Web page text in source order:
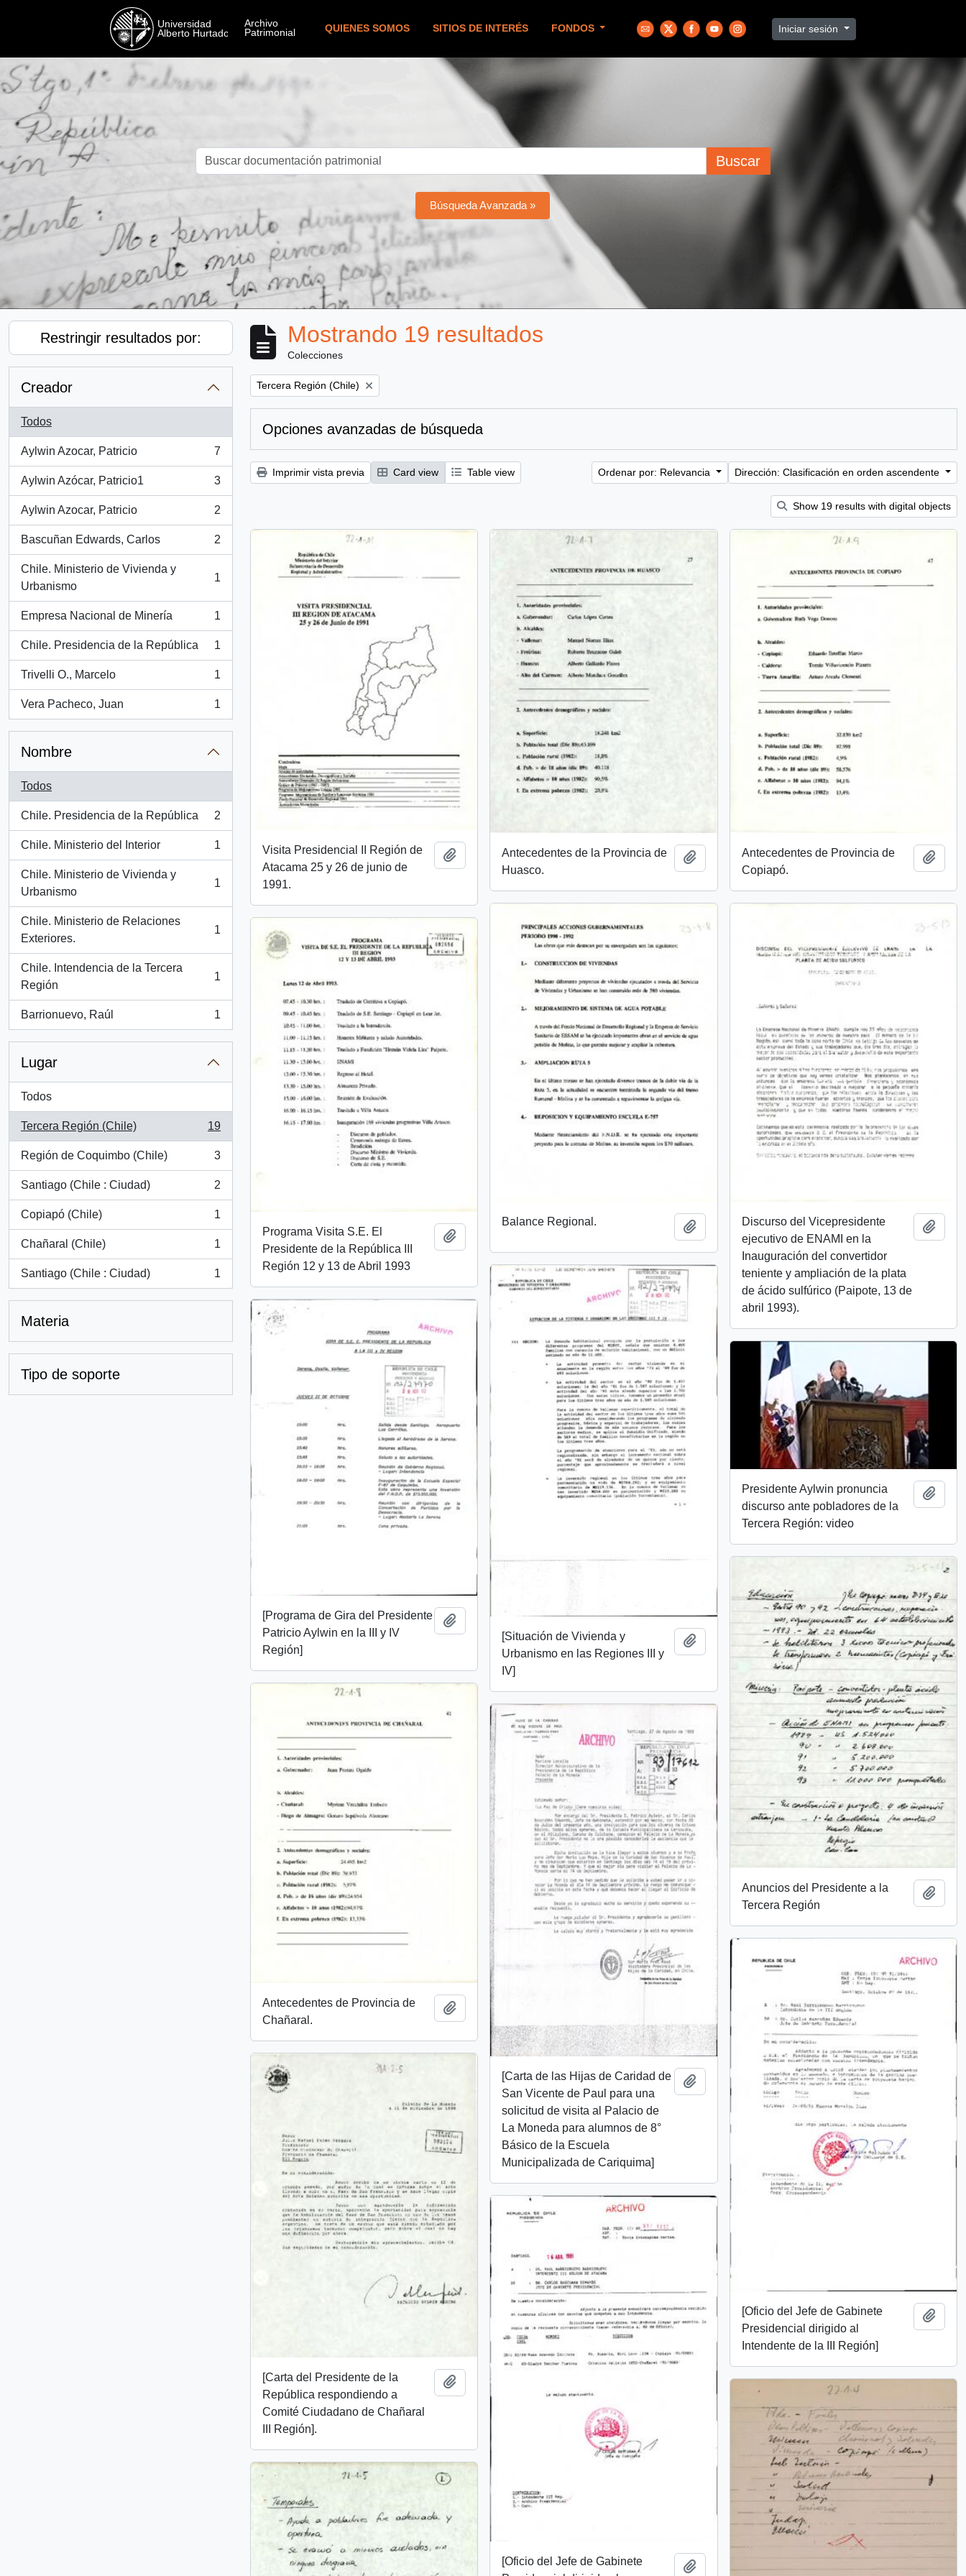
QUIENES SOMOS SITIOS DE INTERÉS FONDOS Iniciar sesión
Buscar
Búsqueda Avanzada »
Restringir resultados por:
Creador
Todos
Aylwin Azocar, Patricio
, 7 resultados
7
Aylwin Azócar, Patricio1
, 3 resultados
3
Aylwin Azocar, Patricio
, 2 resultados
2
Bascuñan Edwards, Carlos
, 2 resultados
2
Chile. Ministerio de Vivienda y
Urbanismo
, 1 resultados
1
Empresa Nacional de Minería
, 1 resultados
1
Chile. Presidencia de la República
, 1 resultados
1
Trivelli O., Marcelo
, 1 resultados
1
Vera Pacheco, Juan
, 1 resultados
1
Nombre
Todos
Chile. Presidencia de la República
, 2 resultados
2
Chile. Ministerio del Interior
, 1 resultados
1
Chile. Ministerio de Vivienda y
Urbanismo
, 1 resultados
1
Chile. Ministerio de Relaciones
Exteriores.
, 1 resultados
1
Chile. Intendencia de la Tercera
Región
, 1 resultados
1
Barrionuevo, Raúl
, 1 resultados
1
Lugar
Todos
Tercera Región (Chile)
, 19 resultados
19
Región de Coquimbo (Chile)
, 3 resultados
3
Santiago (Chile : Ciudad)
, 2 resultados
2
Copiapó (Chile)
, 1 resultados
1
Chañaral (Chile)
, 1 resultados
1
Santiago (Chile : Ciudad)
, 1 resultados
1
Materia
Tipo de soporte
Mostrando 19 resultados
Colecciones
Remove filter:
Tercera Región (Chile)
Opciones avanzadas de búsqueda
Imprimir vista previa Card view Table view Ordenar por: Relevancia Dirección: Clasificación en orden ascendente
Show 19 results with digital objects
Visita Presidencial II Región de
Atacama 25 y 26 de junio de
1991.
Añadir al portapapeles
Antecedentes de la Provincia de
Huasco.
Añadir al portapapeles
Antecedentes de Provincia de
Copiapó.
Balance Regional. Añadir al portapapeles
Discurso del Vicepresidente
ejecutivo de ENAMI en la
Inauguración del convertidor
teniente y ampliación de la plata
de ácido sulfúrico (Paipote, 13 de
abril 1993).
Programa Visita S.E. El
Presidente de la República III
Región 12 y 13 de Abril 1993
[Situación de Vivienda y
Urbanismo en las Regiones III y
IV]
Añadir al portapapeles
[Programa de Gira del Presidente
Patricio Aylwin en la III y IV
Región]
Añadir al portapapeles
Presidente Aylwin pronuncia
discurso ante pobladores de la
Tercera Región: video
Anuncios del Presidente a la
Tercera Región
Antecedentes de Provincia de
Chañaral.
Añadir al portapapeles
[Carta de las Hijas de Caridad de
San Vicente de Paul para una
solicitud de visita al Palacio de
La Moneda para alumnos de 8°
Básico de la Escuela
Municipalizada de Cariquima]
Añadir al portapapeles
[Oficio del Jefe de Gabinete
Presidencial dirigido al
Intendente de la III Región]
[Carta del Presidente de la
República respondiendo a
Comité Ciudadano de Chañaral
III Región].
Añadir al portapapeles
[Oficio del Jefe de Gabinete
Añadir al portapapeles